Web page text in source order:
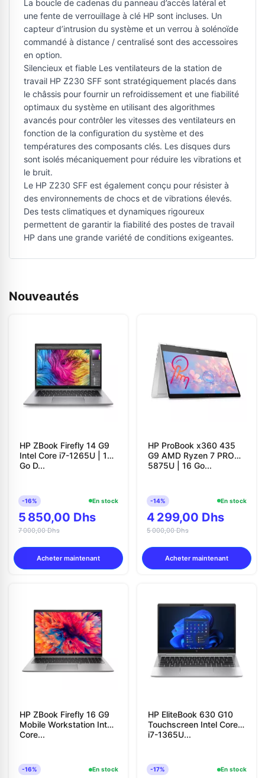
La boucle de cadenas du panneau d’accès latéral et
une fente de verrouillage à clé HP sont incluses. Un
capteur d’intrusion du système et un verrou à solénoïde
commandé à distance / centralisé sont des accessoires
en option.
Silencieux et fiable Les ventilateurs de la station de
travail HP Z230 SFF sont stratégiquement placés dans
le châssis pour fournir un refroidissement et une fiabilité
optimaux du système en utilisant des algorithmes
avancés pour contrôler les vitesses des ventilateurs en
fonction de la configuration du système et des
températures des composants clés. Les disques durs
sont isolés mécaniquement pour réduire les vibrations et
le bruit.
Le HP Z230 SFF est également conçu pour résister à
des environnements de chocs et de vibrations élevés.
Des tests climatiques et dynamiques rigoureux
permettent de garantir la fiabilité des postes de travail
HP dans une grande variété de conditions exigeantes.
Nouveautés
HP ZBook Firefly 14 G9
Intel Core i7-1265U | 16
Go D...
-16% En stock
5 850,00 Dhs
7 000,00 Dhs
Acheter maintenant
HP ProBook x360 435
G9 AMD Ryzen 7 PRO
5875U | 16 Go...
-14% En stock
4 299,00 Dhs
5 000,00 Dhs
Acheter maintenant
HP ZBook Firefly 16 G9
Mobile Workstation Intel
Core...
-16% En stock
HP EliteBook 630 G10
Touchscreen Intel Core
i7-1365U...
-17% En stock